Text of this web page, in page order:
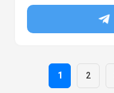
1 2